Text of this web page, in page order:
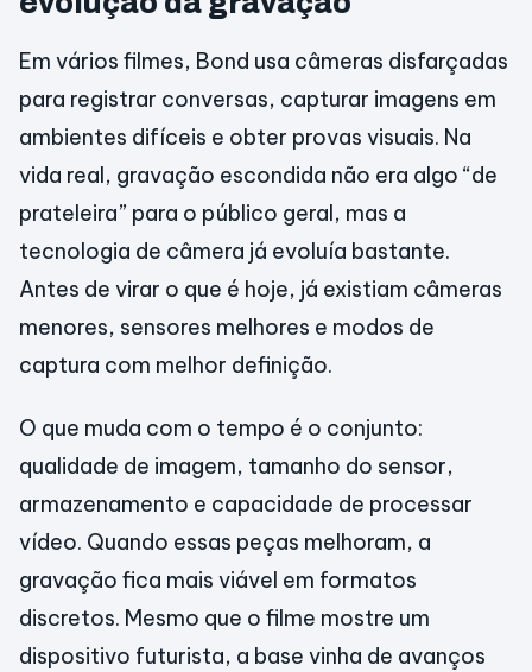
Em vários filmes, Bond usa câmeras disfarçadas
para registrar conversas, capturar imagens em
ambientes difíceis e obter provas visuais. Na
vida real, gravação escondida não era algo “de
prateleira” para o público geral, mas a
tecnologia de câmera já evoluía bastante.
Antes de virar o que é hoje, já existiam câmeras
menores, sensores melhores e modos de
captura com melhor definição.
O que muda com o tempo é o conjunto:
qualidade de imagem, tamanho do sensor,
armazenamento e capacidade de processar
vídeo. Quando essas peças melhoram, a
gravação fica mais viável em formatos
discretos. Mesmo que o filme mostre um
dispositivo futurista, a base vinha de avanços